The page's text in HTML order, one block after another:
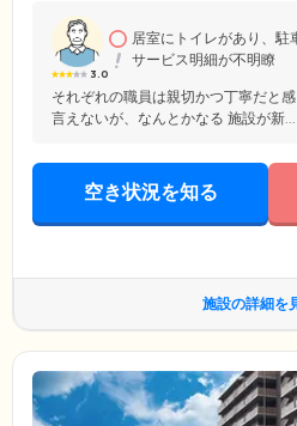
際にも便利な立地です。
3.0
居室にトイレがあり、駐
サービス明細が不明瞭
それぞれの職員は親切かつ丁寧だと
言えないが、なんとかなる 施設が新...
空き状況を知る
施設の詳細を